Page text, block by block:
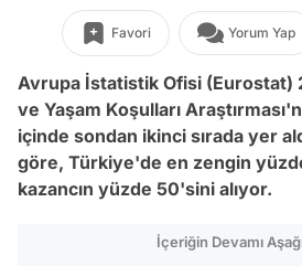
Favori Yorum Yap
Avrupa İstatistik Ofisi (Eurostat)
ve Yaşam Koşulları
içinde sondan ikinci sırada yer
göre, Türkiye'de en zengin
kazancın yüzde 50'sini alıyor.
İçeriğin Devamı